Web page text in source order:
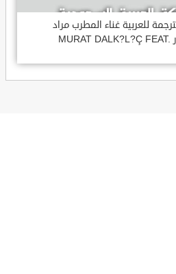
للعربية غناء المطرب مراد
دالكليليتش و المطرب بويغار MURAT DALK?L?Ç FEAT.